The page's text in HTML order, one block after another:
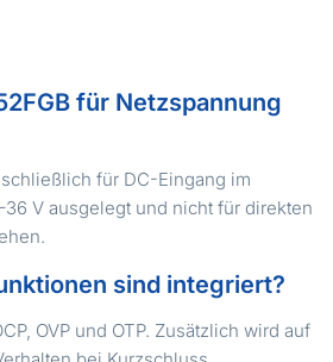
für Netzspannung
für DC-Eingang im
V ausgelegt und nicht für direkten
sind integriert?
OVP und OTP. Zusätzlich wird auf